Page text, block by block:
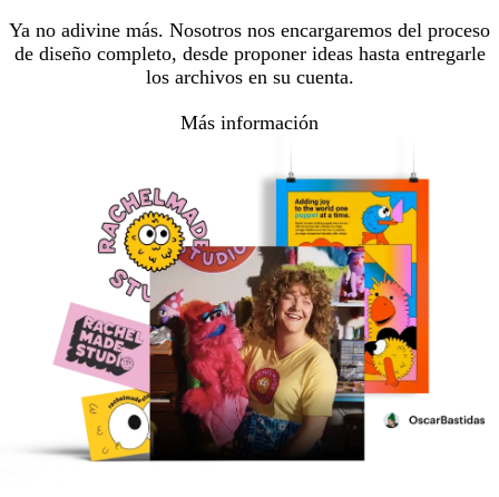
Ya no adivine más. Nosotros nos encargaremos del proceso
de diseño completo, desde proponer ideas hasta entregarle
los archivos en su cuenta.
Más información